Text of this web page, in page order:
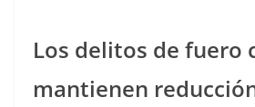
Los delitos de fuero
mantienen